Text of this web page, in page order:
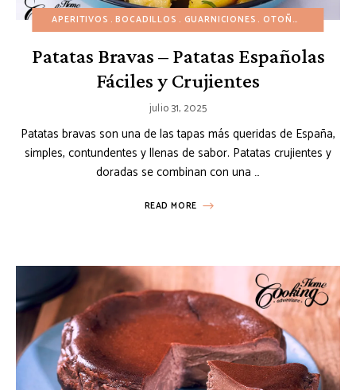
APERITIVOS BOCADILLOS GUARNICIONES OTOÑO
Patatas Bravas – Patatas Españolas
Fáciles y Crujientes
julio 31, 2025
Patatas bravas son una de las tapas más queridas de España,
simples, contundentes y llenas de sabor. Patatas crujientes y
doradas se combinan con una …
READ MORE